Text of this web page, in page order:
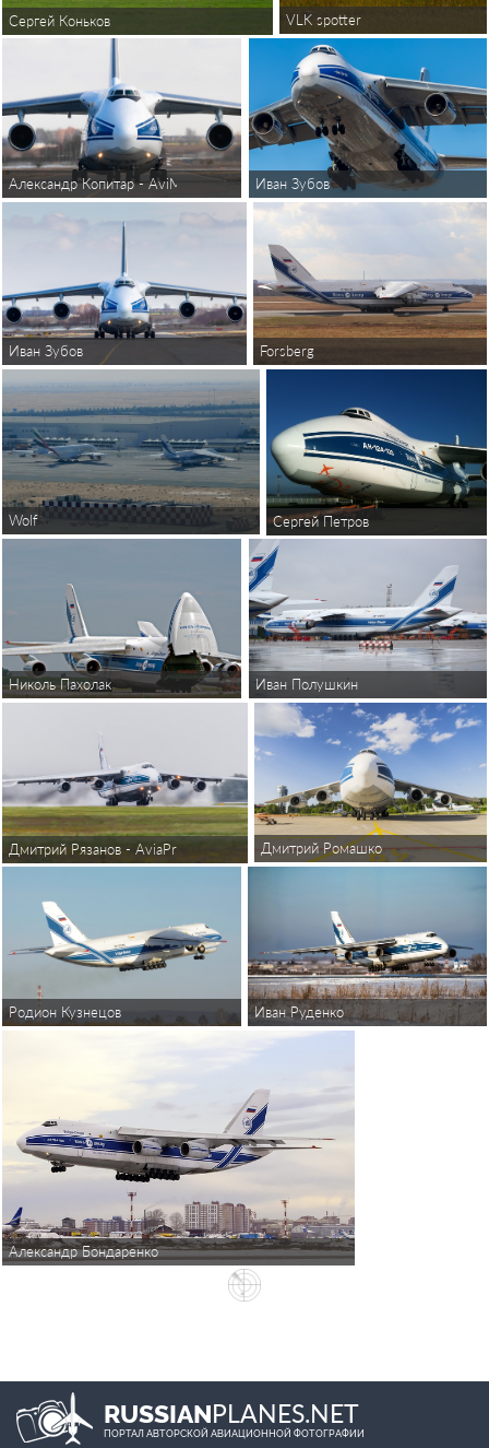
Сергей Коньков VLK spotter
Александр Копитар - AviMedia Иван Зубов
Иван Зубов Forsberg
Wolf Сергей Петров
Николь Пахолак Иван Полушкин
Дмитрий Рязанов - AviaPressPhoto Дмитрий Ромашко
Родион Кузнецов Иван Руденко
Александр Бондаренко
RUSSIANPLANES.NET
ПОРТАЛ АВТОРСКОЙ АВИАЦИОННОЙ ФОТОГРАФИИ